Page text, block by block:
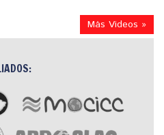
Más Videos »